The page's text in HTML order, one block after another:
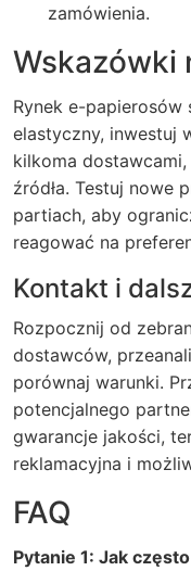
zamówienia.
Wskazówki
Rynek e-
elastyczny, inwestuj
kilkoma
źródła. Testuj nowe
partiach, aby
reagować na
Kontakt i
Rozpocznij od
dostawców,
porównaj warunki.
potencjalnego
gwarancje jakości,
reklamacyjna i
FAQ
Pytanie 1: Jak